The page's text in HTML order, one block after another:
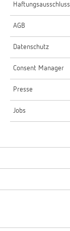
Haftungsausschluss
AGB
Datenschutz
Consent Manager
Presse
Jobs